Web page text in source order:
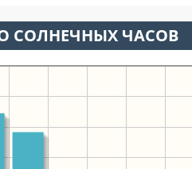
СОЛНЕЧНЫХ ЧАСОВ